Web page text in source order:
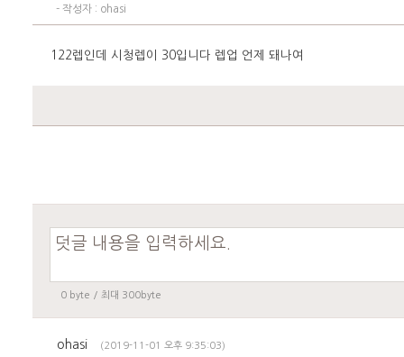
- 작성자 : ohasi
122렙인데 시청렙이 30입니다 렙업 언제 돼나여
0 byte / 최대 300byte
ohasi (2019-11-01 오후 9:35:03)